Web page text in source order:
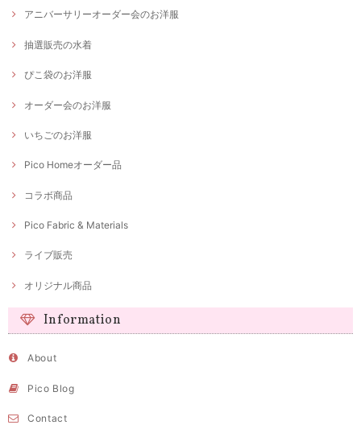
アニバーサリーオーダー会のお洋服
抽選販売の水着
ぴこ袋のお洋服
オーダー会のお洋服
いちごのお洋服
Pico Homeオーダー品
コラボ商品
Pico Fabric & Materials
ライブ販売
オリジナル商品
Information
About
Pico Blog
Contact